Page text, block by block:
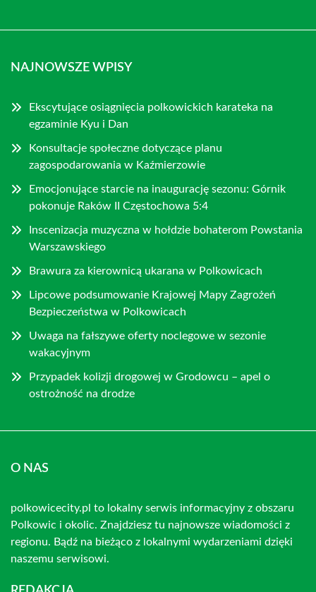
NAJNOWSZE WPISY
Ekscytujące osiągnięcia polkowickich karateka na
egzaminie Kyu i Dan
Konsultacje społeczne dotyczące planu
zagospodarowania w Kaźmierzowie
Emocjonujące starcie na inaugurację sezonu: Górnik
pokonuje Raków II Częstochowa 5:4
Inscenizacja muzyczna w hołdzie bohaterom Powstania
Warszawskiego
Brawura za kierownicą ukarana w Polkowicach
Lipcowe podsumowanie Krajowej Mapy Zagrożeń
Bezpieczeństwa w Polkowicach
Uwaga na fałszywe oferty noclegowe w sezonie
wakacyjnym
Przypadek kolizji drogowej w Grodowcu – apel o
ostrożność na drodze
O NAS
polkowicecity.pl to lokalny serwis informacyjny z obszaru
Polkowic i okolic. Znajdziesz tu najnowsze wiadomości z
regionu. Bądź na bieżąco z lokalnymi wydarzeniami dzięki
naszemu serwisowi.